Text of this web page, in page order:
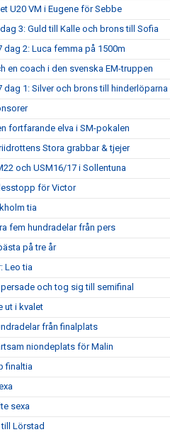
U20 VM i Eugene för Sebbe
3: Guld till Kalle och brons till Sofia
dag 2: Luca femma på 1500m
en coach i den svenska EM-truppen
dag 1: Silver och brons till hinderlöparna
fortfarande elva i SM-pokalen
Stora grabbar & tjejer
och USM16/17 i Sollentuna
för Victor
tia
fem hundradelar från pers
på tre år
Leo tia
och tog sig till semifinal
ut i kvalet
från finalplats
niondeplats för Malin
finaltia
sexa
till Lörstad